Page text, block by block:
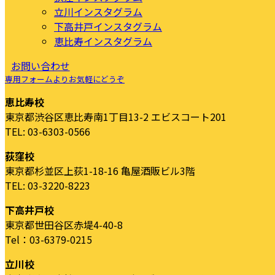
立川インスタグラム
下高井戸インスタグラム
恵比寿インスタグラム
お問い合わせ
専用フォームよりお気軽にどうぞ
恵比寿校
東京都渋谷区恵比寿南1丁目13-2 エビスコート201
TEL: 03-6303-0566
荻窪校
東京都杉並区上荻1-18-16 亀屋酒販ビル3階
TEL: 03-3220-8223
下高井戸校
東京都世田谷区赤堤4-40-8
Tel：03-6379-0215
立川校